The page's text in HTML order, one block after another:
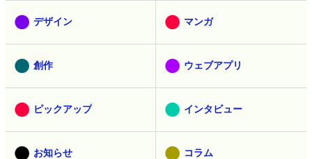
デザイン マンガ
創作 ウェブアプリ
ピックアップ インタビュー
お知らせ コラム